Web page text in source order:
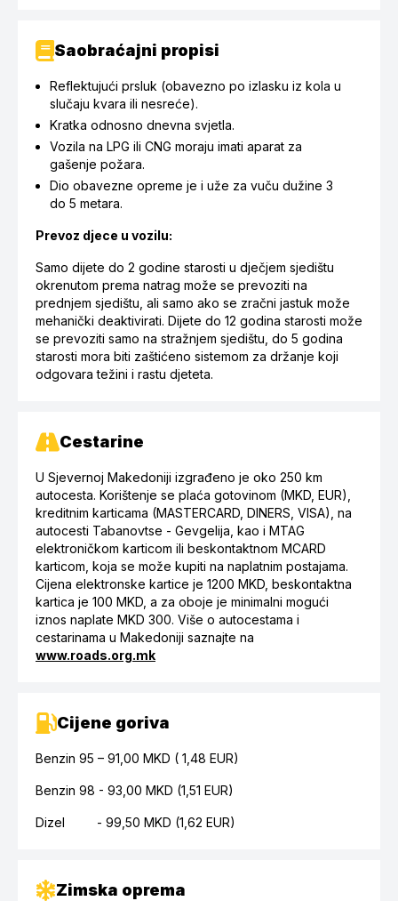
Saobraćajni propisi
Reflektujući prsluk (obavezno po izlasku iz kola u
slučaju kvara ili nesreće).
Kratka odnosno dnevna svjetla.
Vozila na LPG ili CNG moraju imati aparat za
gašenje požara.
Dio obavezne opreme je i uže za vuču dužine 3
do 5 metara.
Prevoz djece u vozilu:
Samo dijete do 2 godine starosti u dječjem sjedištu
okrenutom prema natrag može se prevoziti na
prednjem sjedištu, ali samo ako se zračni jastuk može
mehanički deaktivirati. Dijete do 12 godina starosti može
se prevoziti samo na stražnjem sjedištu, do 5 godina
starosti mora biti zaštićeno sistemom za držanje koji
odgovara težini i rastu djeteta.
Cestarine
U Sjevernoj Makedoniji izgrađeno je oko 250 km
autocesta. Korištenje se plaća gotovinom (MKD, EUR),
kreditnim karticama (MASTERCARD, DINERS, VISA), na
autocesti Tabanovtse - Gevgelija, kao i MTAG
elektroničkom karticom ili beskontaktnom MCARD
karticom, koja se može kupiti na naplatnim postajama.
Cijena elektronske kartice je 1200 MKD, beskontaktna
kartica je 100 MKD, a za oboje je minimalni mogući
iznos naplate MKD 300. Više o autocestama i
cestarinama u Makedoniji saznajte na
www.roads.org.mk
Cijene goriva
Benzin 95 – 91 ,00 MKD ( 1,48 EUR)
Benzin 98 - 93 ,00 MKD (1,51 EUR)
Dizel - 99 ,50 MKD (1,62 EUR)
Zimska oprema